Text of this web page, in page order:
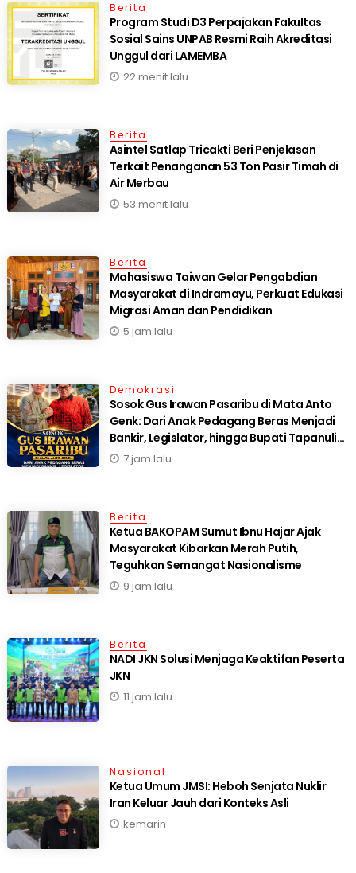
Berita
Program Studi D3 Perpajakan Fakultas
Sosial Sains UNPAB Resmi Raih Akreditasi
Unggul dari LAMEMBA
22 menit lalu
Berita
Asintel Satlap Tricakti Beri Penjelasan
Terkait Penanganan 53 Ton Pasir Timah di
Air Merbau
53 menit lalu
Berita
Mahasiswa Taiwan Gelar Pengabdian
Masyarakat di Indramayu, Perkuat Edukasi
Migrasi Aman dan Pendidikan
5 jam lalu
Demokrasi
Sosok Gus Irawan Pasaribu di Mata Anto
Genk: Dari Anak Pedagang Beras Menjadi
Bankir, Legislator, hingga Bupati Tapanuli
Selatan
7 jam lalu
Berita
Ketua BAKOPAM Sumut Ibnu Hajar Ajak
Masyarakat Kibarkan Merah Putih,
Teguhkan Semangat Nasionalisme
9 jam lalu
Berita
NADI JKN Solusi Menjaga Keaktifan Peserta
JKN
11 jam lalu
Nasional
Ketua Umum JMSI: Heboh Senjata Nuklir
Iran Keluar Jauh dari Konteks Asli
kemarin